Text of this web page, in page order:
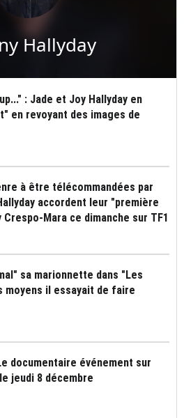
Hallyday
: Jade et Joy Hallyday en
en revoyant des images de
à être télécommandées par
accordent leur "première
Mara ce dimanche sur TF1
sa marionnette dans "Les
moyens il essayait de faire
documentaire événement sur
jeudi 8 décembre